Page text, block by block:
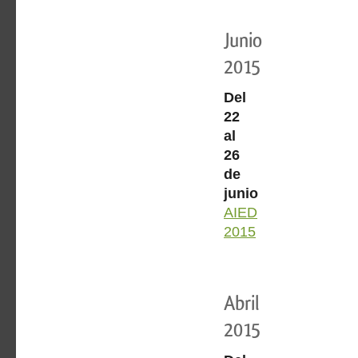
Junio
2015
Del
22
al
26
de
junio
AIED
2015
Abril
2015